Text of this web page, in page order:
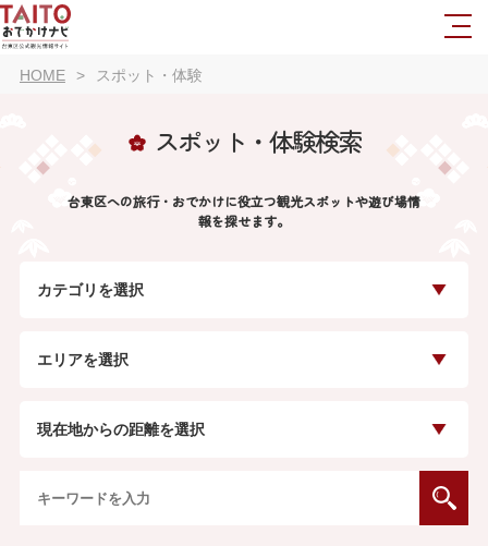
HOME スポット・体験
スポット・体験検索
台東区への旅行・おでかけに役立つ観光スポットや遊び場情
報を探せます。
カテゴリを選択
エリアを選択
現在地からの距離を選択